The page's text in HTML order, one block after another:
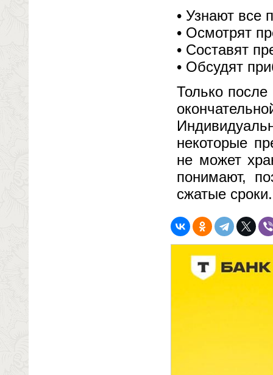
• Узнают все
• Осмотрят
• Составят
• Обсудят
Только после
некоторые
не может
понимают,
сжатые сроки.